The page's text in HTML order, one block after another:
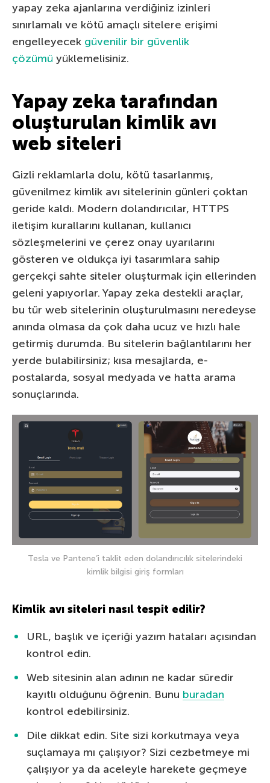
yapay zeka ajanlarına verdiğiniz izinleri
sınırlamalı ve kötü amaçlı sitelere erişimi
engelleyecek güvenilir bir güvenlik
çözümü yüklemelisiniz.
Yapay zeka tarafından
oluşturulan kimlik avı
web siteleri
Gizli reklamlarla dolu, kötü tasarlanmış,
güvenilmez kimlik avı sitelerinin günleri çoktan
geride kaldı. Modern dolandırıcılar, HTTPS
iletişim kurallarını kullanan, kullanıcı
sözleşmelerini ve çerez onay uyarılarını
gösteren ve oldukça iyi tasarımlara sahip
gerçekçi sahte siteler oluşturmak için ellerinden
geleni yapıyorlar. Yapay zeka destekli araçlar,
bu tür web sitelerinin oluşturulmasını neredeyse
anında olmasa da çok daha ucuz ve hızlı hale
getirmiş durumda. Bu sitelerin bağlantılarını her
yerde bulabilirsiniz; kısa mesajlarda, e-
postalarda, sosyal medyada ve hatta arama
sonuçlarında.
Tesla ve Pantene’i taklit eden dolandırıcılık sitelerindeki
kimlik bilgisi giriş formları
Kimlik avı siteleri nasıl tespit edilir?
URL, başlık ve içeriği yazım hataları açısından
kontrol edin.
Web sitesinin alan adının ne kadar süredir
kayıtlı olduğunu öğrenin. Bunu buradan
kontrol edebilirsiniz.
Dile dikkat edin. Site sizi korkutmaya veya
suçlamaya mı çalışıyor? Sizi cezbetmeye mi
çalışıyor ya da aceleyle harekete geçmeye